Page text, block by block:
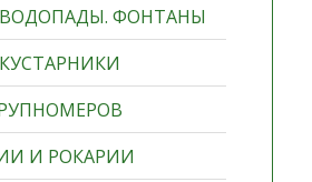
ФОНТАНЫ
И РОКАРИИ